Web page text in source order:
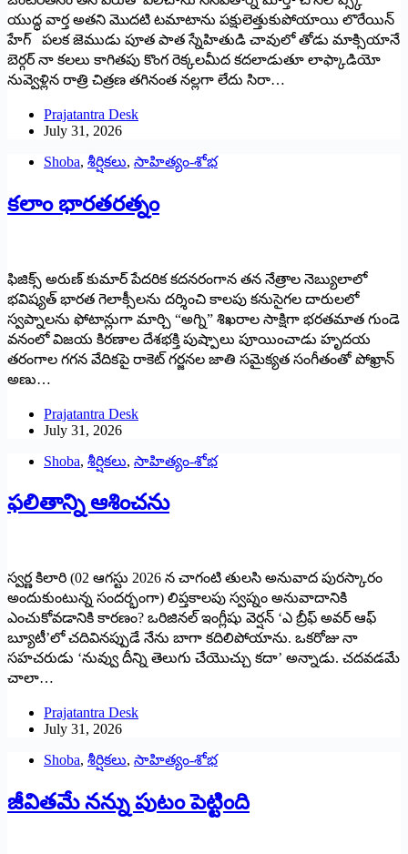
యుద్ధ వార్త అతని‌ మొదటి టమాటాను పక్షులెత్తుకుపోయాయి లొరేయిన్
హేగ్ పలక జెముడు పూత పాత స్నేహితుడి చావులో తోడు మాక్సియానే
బెర్గర్ నా‌ కలలు కాగితపు కొంగ రెక్కల‌మీద కదలాడుతూ లాఫ్కాడియో
నువ్వెళ్లిన రాత్రి చిత్రణ తగినంత‌ నల్లగా లేదు సిరా…
Prajatantra Desk
July 31, 2026
Shoba, శీర్షికలు, సాహిత్యం-శోభ
కలాం భారతరత్నం
ఫిజిక్స్ అరుణ్ కుమార్ పేదరిక కదనరంగాన తన నేత్రాల నెబ్యులాలో
భవిష్యత్ భారత గెలాక్సీలను దర్శించి కాలపు కనుసైగల దారులలో
స్వప్నాలను ఫోటాన్లుగా మార్చి “అగ్ని” శిఖరాల సాక్షిగా భరతమాత గుండె
వనంలో విజయ కిరణాల దేశభక్తి పుష్పాలు పూయించాడు హృదయ
తరంగాల గగన వేదికపై రాకెట్ గర్జనల జాతి సమైక్యత సంగీతంతో పోఖ్రాన్
అణు…
Prajatantra Desk
July 31, 2026
Shoba, శీర్షికలు, సాహిత్యం-శోభ
ఫలితాన్ని ఆశించను
స్వర్ణ కిలారి (02 ఆగస్టు 2026 న చాగంటి తులసి అనువాద పురస్కారం
అందుకుంటున్న సందర్భంగా) లిప్తకాలపు స్వప్నం అనువాదానికి
ఎంచుకోవడానికి కారణం? ఒరిజినల్ ఇంగ్లీషు వెర్షన్ ‘ఎ బ్రీఫ్ అవర్ ఆఫ్
బ్యూటీ’లో చదివినప్పుడే నేను బాగా కదిలిపోయాను. ఒకరోజు నా
సహచరుడు ‘నువ్వు దీన్ని తెలుగు చేయొచ్చు కదా’ అన్నాడు. చదవడమే
చాలా…
Prajatantra Desk
July 31, 2026
Shoba, శీర్షికలు, సాహిత్యం-శోభ
జీవితమే నన్ను పుటం పెట్టింది